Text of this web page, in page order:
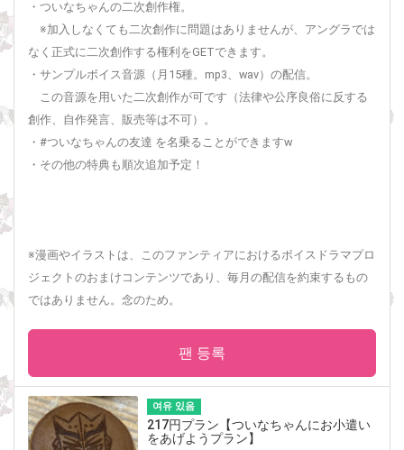
・ついなちゃんの二次創作権。
※加入しなくても二次創作に問題はありませんが、アングラでは
なく正式に二次創作する権利をGETできます。
・サンプルボイス音源（月15種。mp3、wav）の配信。
この音源を用いた二次創作が可です（法律や公序良俗に反する
創作、自作発言、販売等は不可）。
・#ついなちゃんの友達 を名乗ることができますw
・その他の特典も順次追加予定！
※漫画やイラストは、このファンティアにおけるボイスドラマプロ
ジェクトのおまけコンテンツであり、毎月の配信を約束するもの
ではありません。念のため。
팬 등록
여유 있음
217円プラン【ついなちゃんにお小遣い
をあげようプラン】